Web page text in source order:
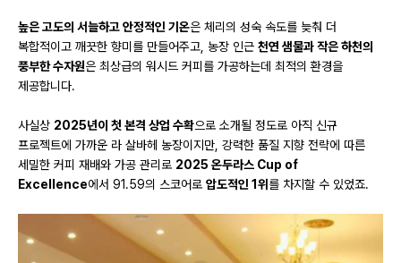
높은 고도의 서늘하고 안정적인 기온은 체리의 성숙 속도를 늦춰 더
복합적이고 깨끗한 향미를 만들어주고, 농장 인근 천연 샘물과 작은 하천의
풍부한 수자원은 최상급의 워시드 커피를 가공하는데 최적의 환경을
제공합니다.
사실상 2025년이 첫 본격 상업 수확으로 소개될 정도로 아직 신규
프로젝트에 가까운 라 살바헤 농장이지만, 강력한 품질 지향 전략에 따른
세밀한 커피 재배와 가공 관리로 2025 온두라스 Cup of
Excellence에서 91.59의 스코어로 압도적인 1위 를 차지할 수 있었죠.